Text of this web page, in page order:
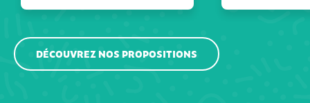
DÉCOUVREZ NOS PROPOSITIONS